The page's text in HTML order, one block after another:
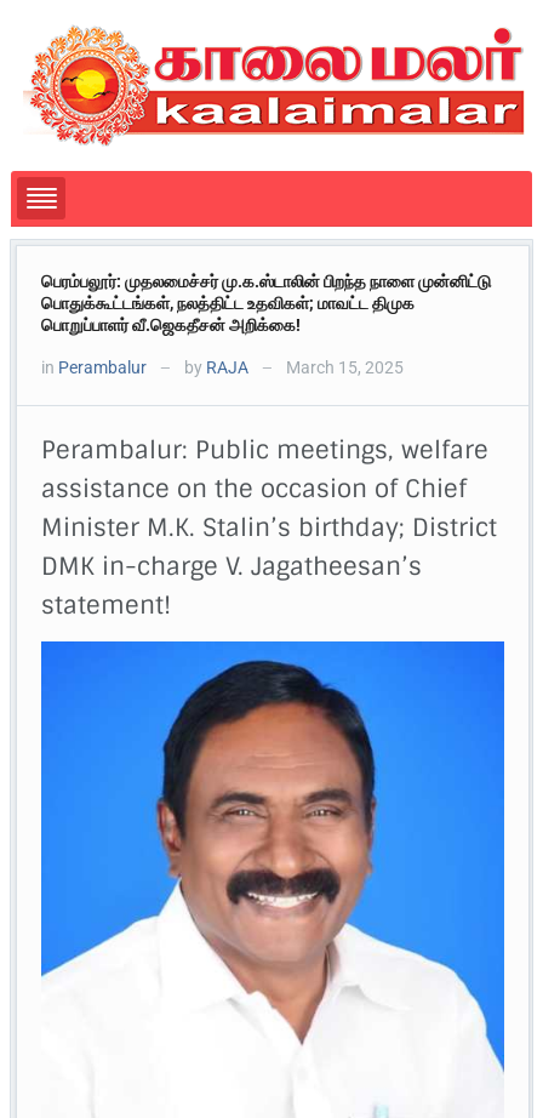
பெரம்பலூர்: முதலமைச்சர் மு.க.ஸ்டாலின் பிறந்த நாளை முன்னிட்டு
பொதுக்கூட்டங்கள், நலத்திட்ட உதவிகள்; மாவட்ட திமுக
பொறுப்பாளர் வீ.ஜெகதீசன் அறிக்கை!
in Perambalur — by RAJA — March 15, 2025
Perambalur: Public meetings, welfare
assistance on the occasion of Chief
Minister M.K. Stalin’s birthday; District
DMK in-charge V. Jagatheesan’s
statement!